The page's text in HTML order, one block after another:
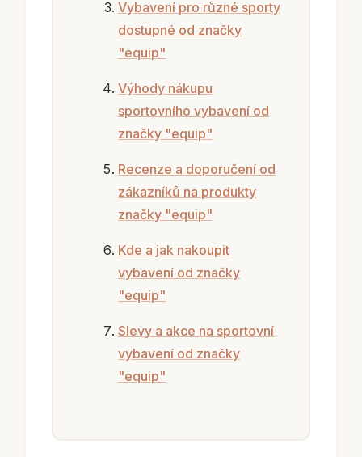
Vybavení pro různé sporty
dostupné od značky
"equip"
Výhody nákupu
sportovního vybavení od
značky "equip"
Recenze a doporučení od
zákazníků na produkty
značky "equip"
Kde a jak nakoupit
vybavení od značky
"equip"
Slevy a akce na sportovní
vybavení od značky
"equip"